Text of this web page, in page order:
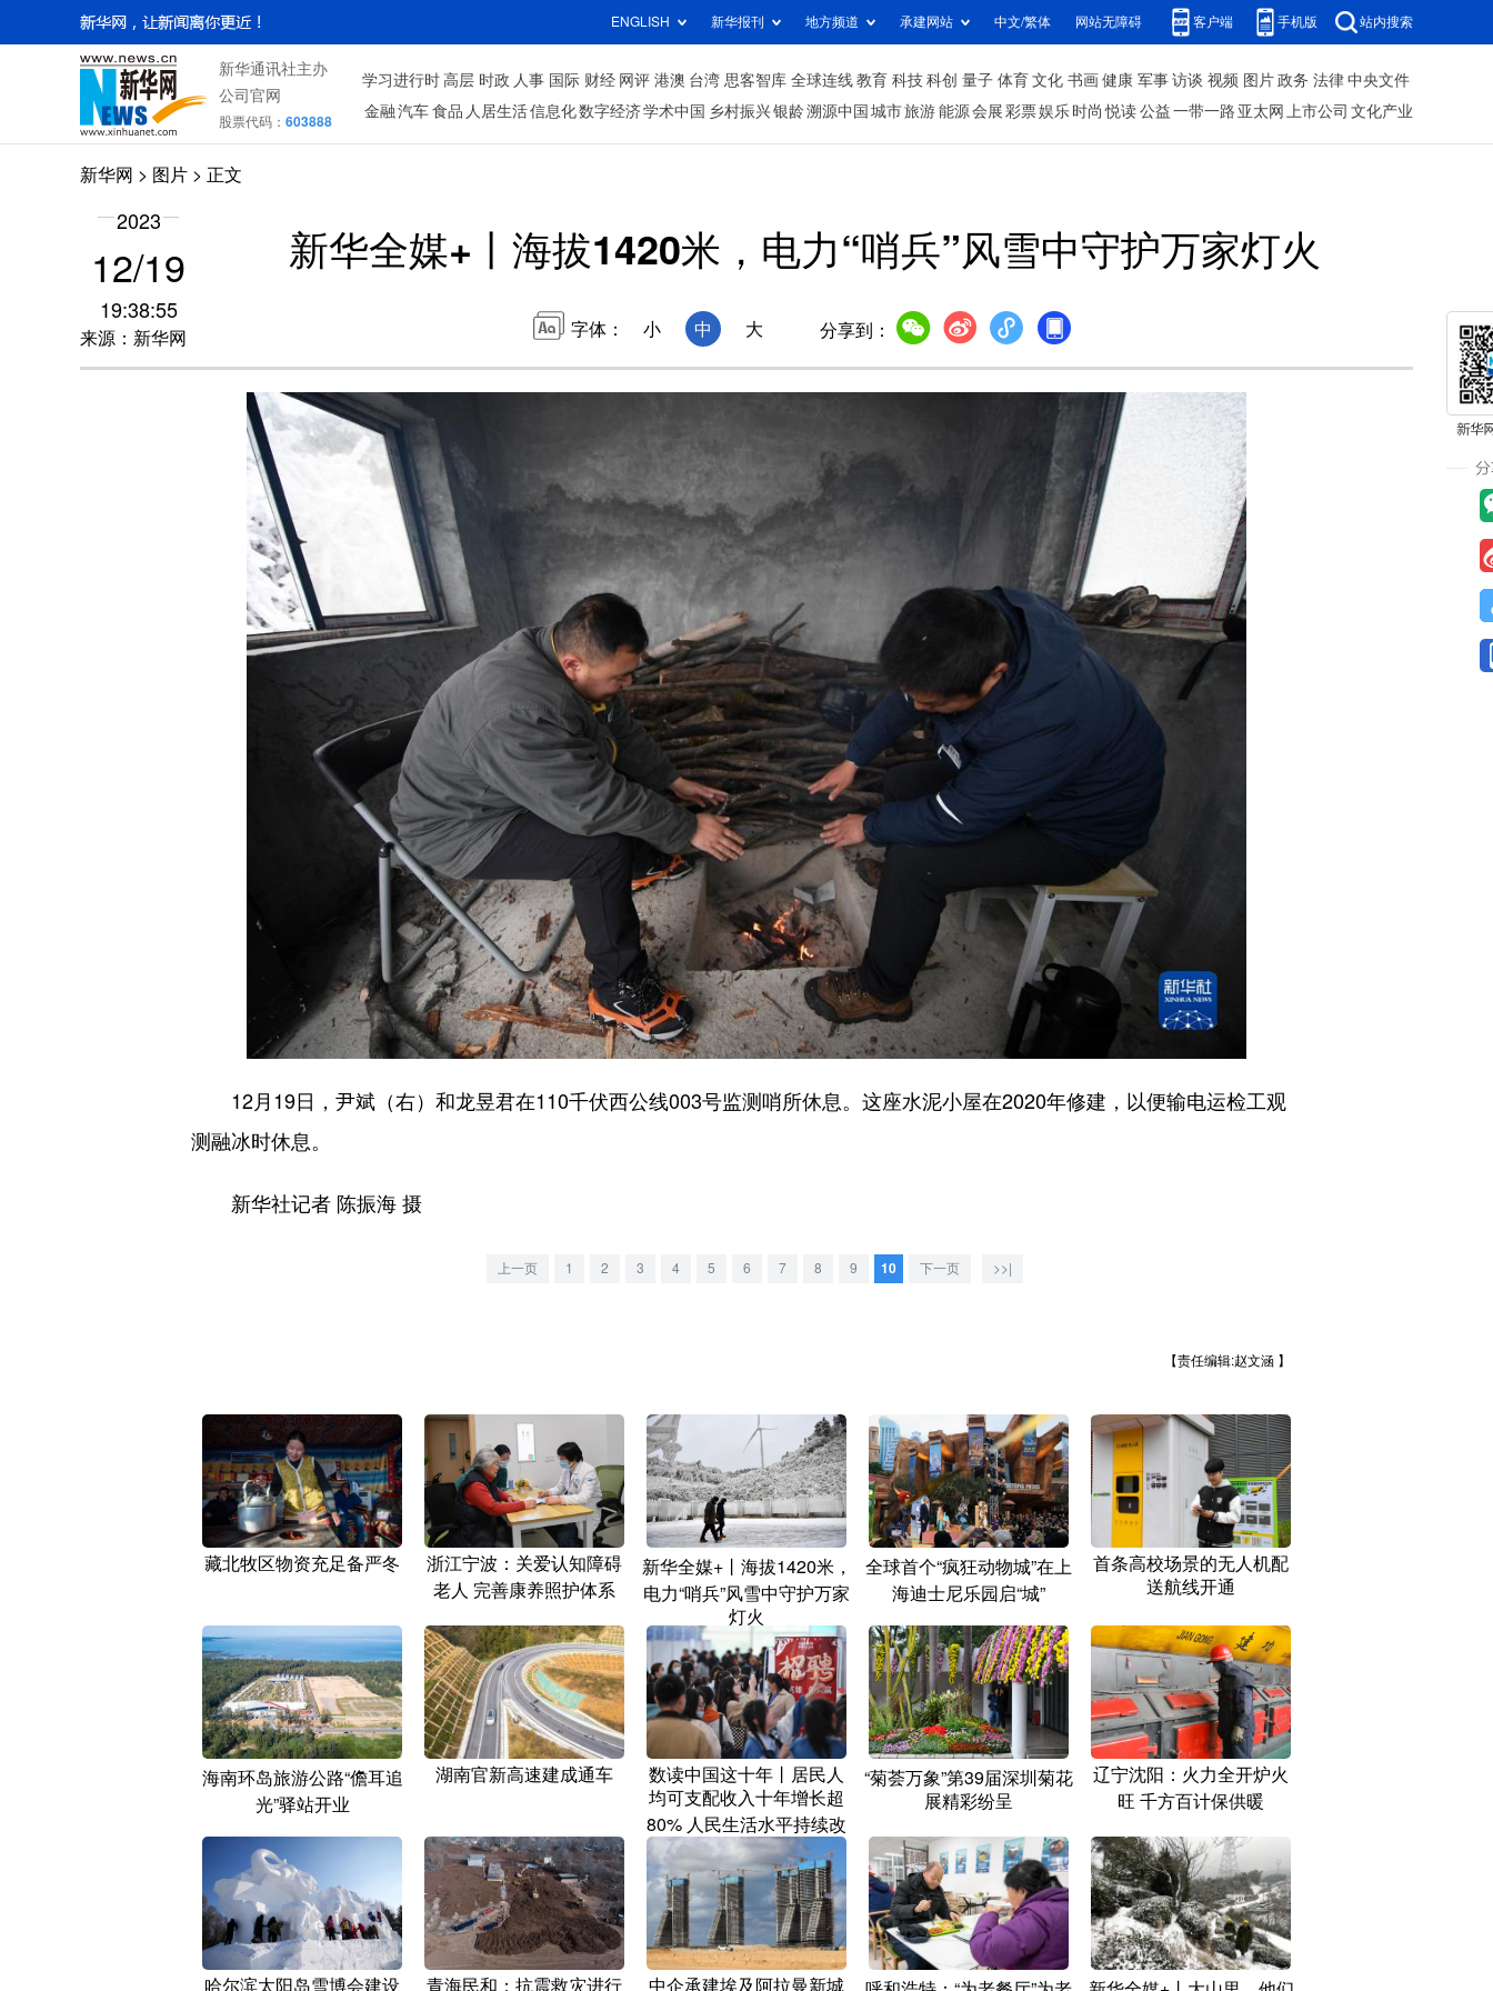
ENGLISH 新华报刊 地方频道 承建网站 中文/繁体 网站无障碍 客户端 手机版 站内搜索
新华通讯社主办
公司官网
股票代码： 603888
学习进行时 高层 时政 人事 国际 财经 网评 港澳 台湾 思客智库 全球连线 教育 科技 科创 量子 体育 文化 书画 健康 军事 访谈 视频 图片 政务 法律 中央文件
金融 汽车 食品 人居生活信息化数字经济学术中国 乡村振兴银龄溯源中国 城市旅游 能源 会展 彩票娱乐 时尚 悦读 公益 一带一路 亚太网 上市公司 文化产业
新华网 > 图片 > 正文
2023
12/19
19:38:55
来源：新华网
新华全媒+丨海拔1420米，电力“哨兵”风雪中守护万家灯火
字体： 小 中 大 分享到：
12月19日，尹斌（右）和龙昱君在110千伏西公线003号监测哨所休息。这座水泥小屋在2020年修建，以便输电运检工观
测融冰时休息。
新华社记者 陈振海 摄
上一页 1 2 3 4 5 6 7 8 9 10 下一页 >>|
【责任编辑:赵文涵 】
藏北牧区物资充足备严冬
浙江宁波：关爱认知障碍
老人 完善康养照护体系
新华全媒+丨海拔1420米，
电力“哨兵”风雪中守护万家
灯火
全球首个“疯狂动物城”在上
海迪士尼乐园启“城”
首条高校场景的无人机配
送航线开通
海南环岛旅游公路“儋耳追
光”驿站开业
湖南官新高速建成通车
数读中国这十年丨居民人
均可支配收入十年增长超
80% 人民生活水平持续改
善
“菊荟万象”第39届深圳菊花
展精彩纷呈
辽宁沈阳：火力全开炉火
旺 千方百计保供暖
哈尔滨太阳岛雪博会建设 青海民和：抗震救灾进行 中企承建埃及阿拉曼新城